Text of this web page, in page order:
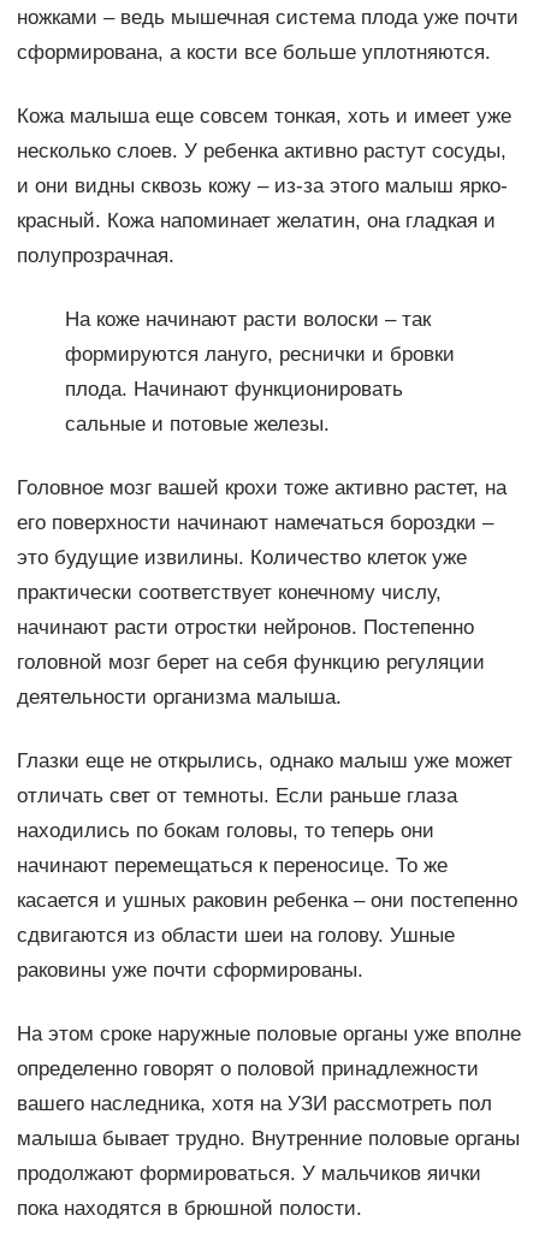
ножками – ведь мышечная система плода уже почти
сформирована, а кости все больше уплотняются.
Кожа малыша еще совсем тонкая, хоть и имеет уже
несколько слоев. У ребенка активно растут сосуды,
и они видны сквозь кожу – из-за этого малыш ярко-
красный. Кожа напоминает желатин, она гладкая и
полупрозрачная.
На коже начинают расти волоски – так
формируются лануго, реснички и бровки
плода. Начинают функционировать
сальные и потовые железы.
Головное мозг вашей крохи тоже активно растет, на
его поверхности начинают намечаться бороздки –
это будущие извилины. Количество клеток уже
практически соответствует конечному числу,
начинают расти отростки нейронов. Постепенно
головной мозг берет на себя функцию регуляции
деятельности организма малыша.
Глазки еще не открылись, однако малыш уже может
отличать свет от темноты. Если раньше глаза
находились по бокам головы, то теперь они
начинают перемещаться к переносице. То же
касается и ушных раковин ребенка – они постепенно
сдвигаются из области шеи на голову. Ушные
раковины уже почти сформированы.
На этом сроке наружные половые органы уже вполне
определенно говорят о половой принадлежности
вашего наследника, хотя на УЗИ рассмотреть пол
малыша бывает трудно. Внутренние половые органы
продолжают формироваться. У мальчиков яички
пока находятся в брюшной полости.